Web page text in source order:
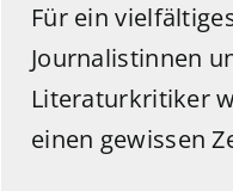
Für ein
Journalistinnen
Literaturkritiker
einen gewissen